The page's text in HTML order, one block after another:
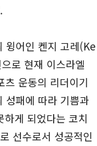
윙어인 켄지 고레(Ke
로 현재 이스라엘
운동의 리더이기
성패에 따라 기쁨과
게 되었다는 코치
선수로서 성공적인